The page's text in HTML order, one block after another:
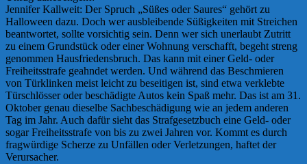
Jennifer Kallweit: Der Spruch „Süßes oder Saures“ gehört zu
Halloween dazu. Doch wer ausbleibende Süßigkeiten mit Streichen
beantwortet, sollte vorsichtig sein. Denn wer sich unerlaubt Zutritt
zu einem Grundstück oder einer Wohnung verschafft, begeht streng
genommen Hausfriedensbruch. Das kann mit einer Geld- oder
Freiheitsstrafe geahndet werden. Und während das Beschmieren
von Türklinken meist leicht zu beseitigen ist, sind etwa verklebte
Türschlösser oder beschädigte Autos kein Spaß mehr. Das ist am 31.
Oktober genau dieselbe Sachbeschädigung wie an jedem anderen
Tag im Jahr. Auch dafür sieht das Strafgesetzbuch eine Geld- oder
sogar Freiheitsstrafe von bis zu zwei Jahren vor. Kommt es durch
fragwürdige Scherze zu Unfällen oder Verletzungen, haftet der
Verursacher.